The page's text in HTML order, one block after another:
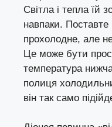
Світла і тепла їй
навпаки.
прохолодне, але
Це може бути
температура
полиця
він так само